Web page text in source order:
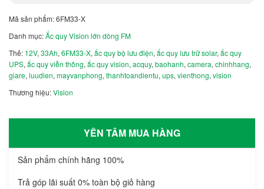
Mã sản phẩm:6FM33-X
Danh mục:Ắc quy Vision lớn dòng FM
Thẻ: 12V, 33Ah, 6FM33-X, ắc quy bộ lưu điện, ắc quy lưu trữ solar, ắc quy
UPS, ắc quy viễn thông, ắc quy vision, acquy, baohanh, camera, chinhhang,
giare, luudien, mayvanphong, thanhtoandientu, ups, vienthong, vision
Thương hiệu:Vision
YÊN TÂM MUA HÀNG
Sản phẩm chính hãng 100%
Trả góp lãi suất 0% toàn bộ giỏ hàng